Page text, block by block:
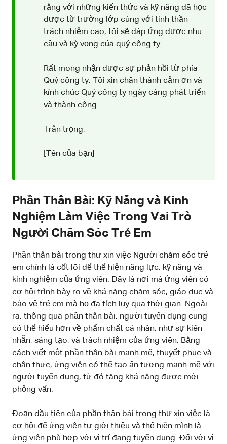
rằng với những kiến thức và kỹ năng đã học
được từ trường lớp cùng với tinh thần
trách nhiệm cao, tôi sẽ đáp ứng được nhu
cầu và kỳ vọng của quý công ty.
Rất mong nhận được sự phản hồi từ phía
Quý công ty. Tôi xin chân thành cảm ơn và
kính chúc Quý công ty ngày càng phát triển
và thành công.
Trân trọng,
[Tên của bạn]
Phần Thân Bài: Kỹ Năng và Kinh
Nghiệm Làm Việc Trong Vai Trò
Người Chăm Sóc Trẻ Em
Phần thân bài trong thư xin việc Người chăm sóc trẻ
em chính là cốt lõi để thể hiện năng lực, kỹ năng và
kinh nghiệm của ứng viên. Đây là nơi mà ứng viên có
cơ hội trình bày rõ về khả năng chăm sóc, giáo dục và
bảo vệ trẻ em mà họ đã tích lũy qua thời gian. Ngoài
ra, thông qua phần thân bài, người tuyển dụng cũng
có thể hiểu hơn về phẩm chất cá nhân, như sự kiên
nhẫn, sáng tạo, và trách nhiệm của ứng viên. Bằng
cách viết một phần thân bài mạnh mẽ, thuyết phục và
chân thực, ứng viên có thể tạo ấn tượng mạnh mẽ với
người tuyển dụng, từ đó tăng khả năng được mời
phỏng vấn.
Đoạn đầu tiên của phần thân bài trong thư xin việc là
cơ hội để ứng viên tự giới thiệu và thể hiện mình là
ứng viên phù hợp với vị trí đang tuyển dụng. Đối với vị